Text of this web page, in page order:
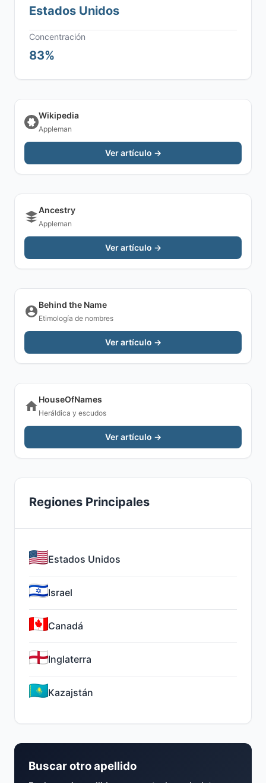
Estados Unidos
Concentración
83%
Wikipedia
Appleman
Ver artículo →
Ancestry
Appleman
Ver artículo →
Behind the Name
Etimología de nombres
Ver artículo →
HouseOfNames
Heráldica y escudos
Ver artículo →
Regiones Principales
Estados Unidos
Israel
Canadá
Inglaterra
Kazajstán
Buscar otro apellido